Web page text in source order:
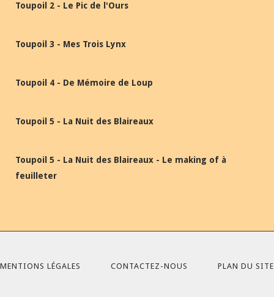
Toupoil 2 - Le Pic de l'Ours
Toupoil 3 - Mes Trois Lynx
Toupoil 4 - De Mémoire de Loup
Toupoil 5 - La Nuit des Blaireaux
Toupoil 5 - La Nuit des Blaireaux - Le making of à
feuilleter
MENTIONS LÉGALES CONTACTEZ-NOUS PLAN DU SITE